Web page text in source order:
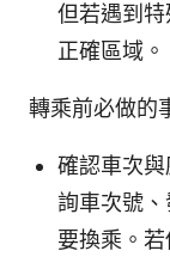
但若遇到
正確區域。
轉乘前必做的
確認車次
詢車次號
要換乘。